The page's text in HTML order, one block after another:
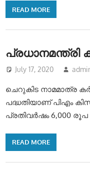
READ MORE
പ്രധാനമന്ത്രി
July 17, 2020
ചെറുകിട നാമമാത്ര
പദ്ധതിയാണ് പിഎം
പ്രതിവ‍ര്‍ഷം 6,000
READ MORE